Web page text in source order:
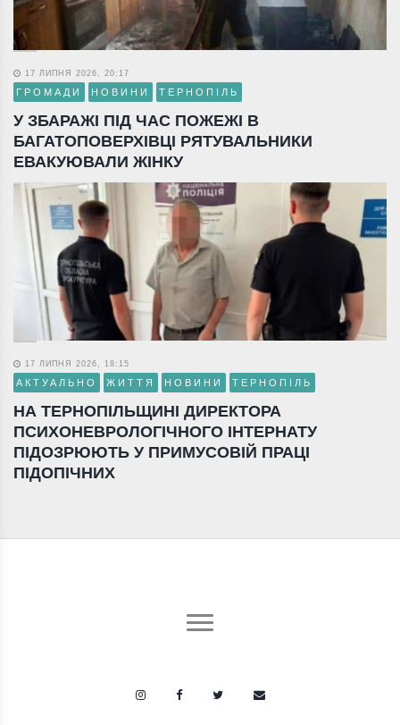
17 ЛИПНЯ 2026, 20:17
ГРОМАДИ НОВИНИ ТЕРНОПІЛЬ
У ЗБАРАЖІ ПІД ЧАС ПОЖЕЖІ В
БАГАТОПОВЕРХІВЦІ РЯТУВАЛЬНИКИ
ЕВАКУЮВАЛИ ЖІНКУ
17 ЛИПНЯ 2026, 18:15
АКТУАЛЬНО ЖИТТЯ НОВИНИ ТЕРНОПІЛЬ
НА ТЕРНОПІЛЬЩИНІ ДИРЕКТОРА
ПСИХОНЕВРОЛОГІЧНОГО ІНТЕРНАТУ
ПІДОЗРЮЮТЬ У ПРИМУСОВІЙ ПРАЦІ
ПІДОПІЧНИХ